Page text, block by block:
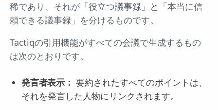
稀であり、それが「役立つ議事録」と「本当に信
頼できる議事録」を分けるものです。
Tactiqの引用機能がすべての会議で生成するもの
は次のとおりです。
発言者表示： 要約されたすべてのポイントは、
それを発言した人物にリンクされます。